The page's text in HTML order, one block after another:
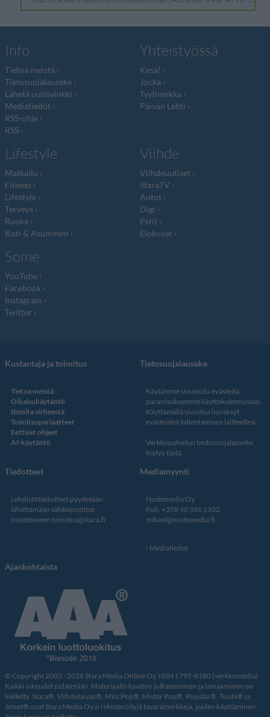
Info
Tietoa meistä
Tietosuojalauseke
Lähetä uutisvinkki
Mediatiedot
RSS-ohje
RSS
Yhteistyössä
Kesä!
Jocka
Tyyliniekka
Päivän Lehti
Lifestyle
Matkailu
Fitness
Lifestyle
Terveys
Ruoka
Koti & Asuminen
Viihde
Viihdeuutiset
StaraTV
Autot
Digi
Pelit
Elokuvat
Some
YouTube
Facebook
Instagram
Twitter
Kustantaja ja toimitus
Tietoa meistä
Oikaisukäytäntö
Ilmoita virheestä
Toimitusperiaatteet
Eettiset ohjeet
AI-käytäntö
Tietosuojalauseke
Käytämme sivustolla evästeitä
parantaaksemme käyttökokemustasi.
Käyttämällä sivustoa hyväksyt
evästeiden tallentamisen laitteellesi.
Verkkopalvelun tiedosuojalauseke
löytyy tästä.
Tiedotteet
Lehdistötiedotteet pyydetään
lähettämään sähköpostitse
osoitteeseen toimitus@stara.fi
Mediamyynti
Nostemedia Oy
Puh. +358 40 356 1332
mikael@nostemedia.fi
Mediatiedot
Ajankohtaista
© Copyright 2003 - 2026 Stara Media Online Oy. ISSN 1795-8180 (verkkomedia).
Kaikki oikeudet pidätetään. Materiaalin luvaton julkaiseminen ja lainaaminen on
kielletty. Stara®, Viihdetaivas®, Miss Pop®, Mister Pop®, Popstar®, Tuubi® ja
Jetset® ovat Stara Media Oy:n rekisteröityjä tavaramerkkejä, joiden käyttäminen